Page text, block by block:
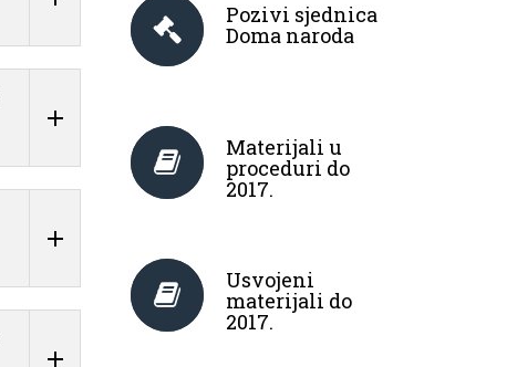
Pozivi sjednica
Doma naroda
Materijali u
proceduri do
2017.
Usvojeni
materijali do
2017.